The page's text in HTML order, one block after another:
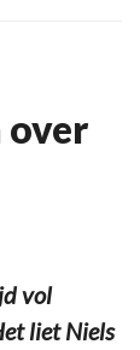
over
vol
liet Niels